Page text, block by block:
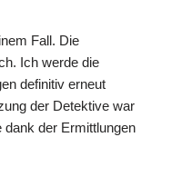
Fall. Die
Ich werde die
definitiv erneut
der Detektive war
dank der Ermittlungen